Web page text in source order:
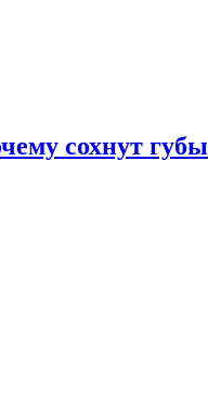
сохнут губы